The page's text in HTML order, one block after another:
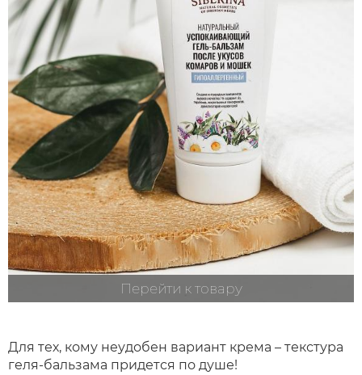
Перейти к товару
Для тех, кому неудобен вариант крема – текстура
геля-бальзама придется по душе!